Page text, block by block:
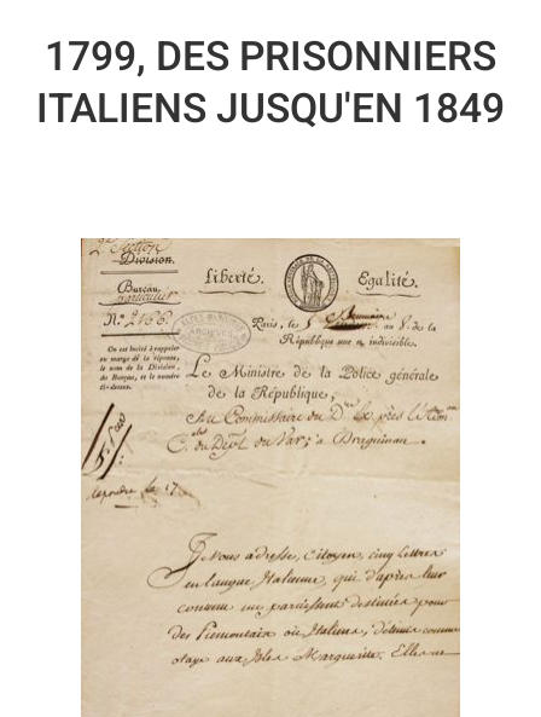
1799, DES PRISONNIERS
ITALIENS JUSQU'EN 1849